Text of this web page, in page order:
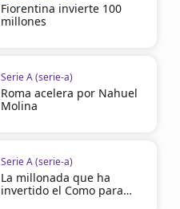
Fiorentina invierte 100
millones
Serie A (serie-a)
Roma acelera por Nahuel
Molina
Serie A (serie-a)
La millonada que ha
invertido el Como para